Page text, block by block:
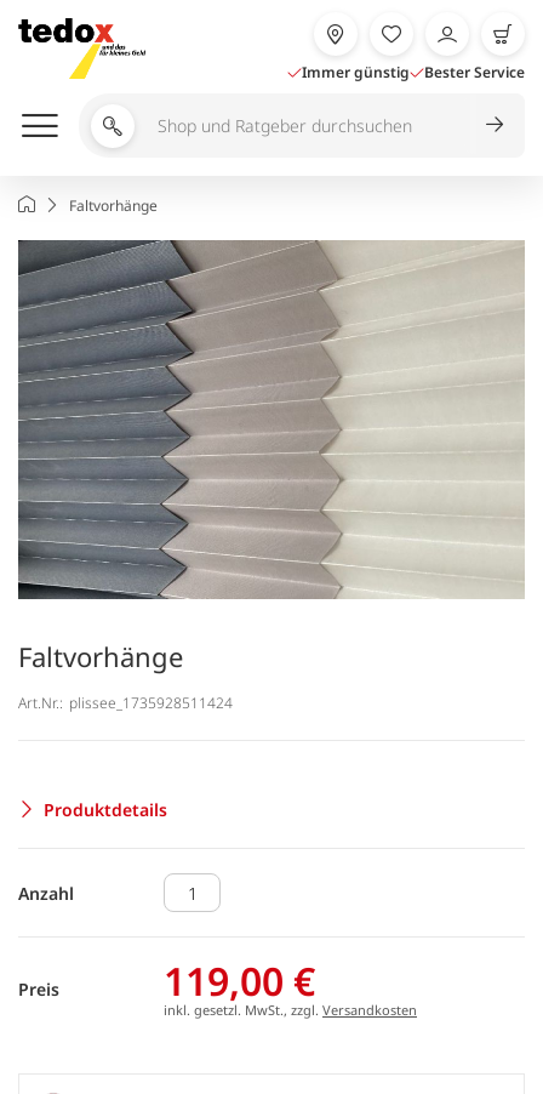
Inhalt
springen
Immer günstig Bester Service
Shop
durchsuchen
StartseiteFaltvorhänge
Faltvorhänge
Art.Nr.: plissee_1735928511424
Produktdetails
Anzahl
Preis 119,00 €
inkl. gesetzl. MwSt., zzgl. Versandkosten